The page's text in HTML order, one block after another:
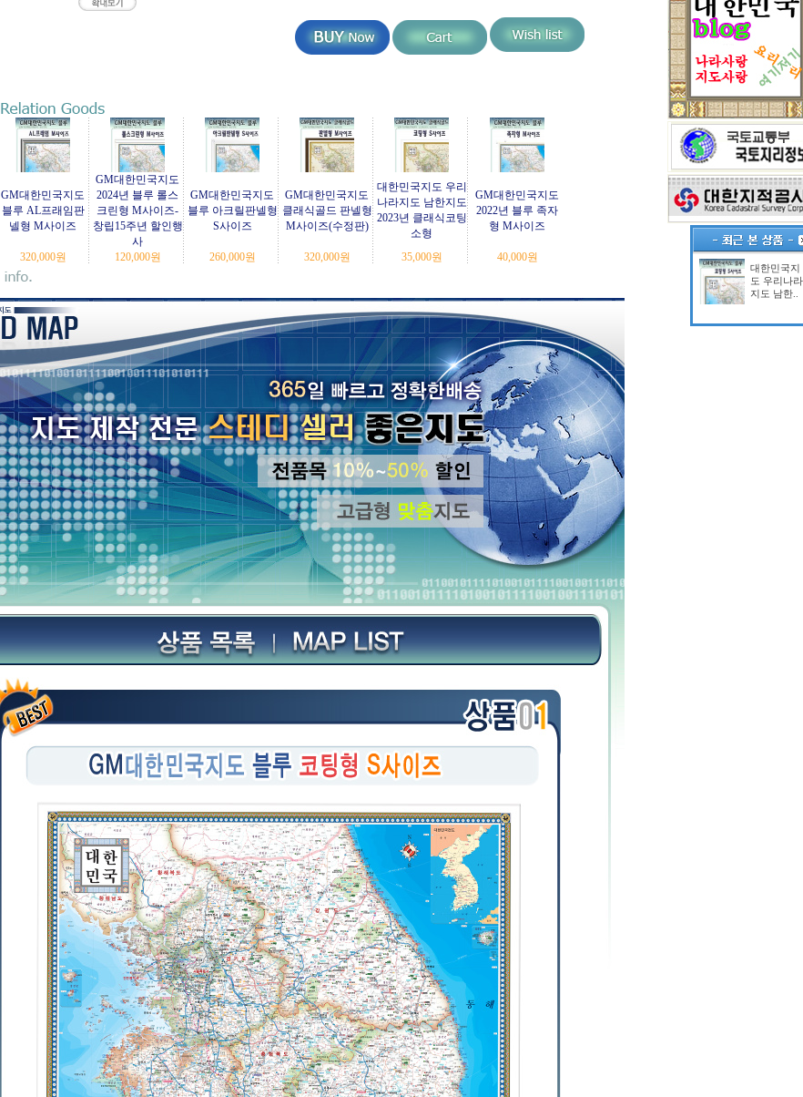
GM대한민국지도
블루 AL프래임판
넬형 M사이즈
GM대한민국지도
2024년 블루 롤스
크린형 M사이즈-
창립15주년 할인행
사
GM대한민국지도
블루 아크릴판넬형
S사이즈
GM대한민국지도
클래식골드 판넬형
M사이즈(수정판)
대한민국지도 우리
나라지도 남한지도
2023년 클래식코팅
소형
GM대한민국지도
2022년 블루 족자
형 M사이즈
320,000원 120,000원 260,000원 320,000원 35,000원 40,000원
대한민국지
도 우리나라
지도 남한..